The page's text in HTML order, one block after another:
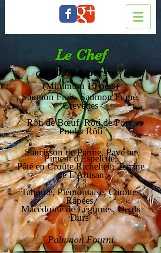
Le Chef
20,00 €/pers
(Minimum 10 pers)
Saumon Frais, Saumon Fumé,
Crevettes
Rôti de Bœuf, Rôti de Porc,
Poulet Rôti
Saucisson de Parme, Pavé au
Piment d'Espelette,
Pâté en Croûte Richelieu,Terrine
de L'Artisan
Taboulé, Piémontaise,Carottes
Râpées,
Macédoine de Légumes, Oeufs
Durs
Pain non Fourni